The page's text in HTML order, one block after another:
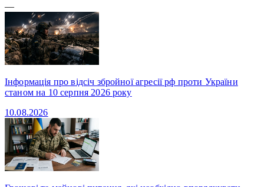
—
Інформація про відсіч збройної агресії рф проти України
станом на 10 серпня 2026 року
10.08.2026